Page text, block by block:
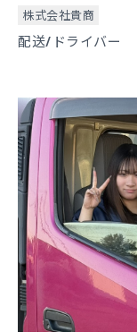
株式会社貴商
配送/ドライバー